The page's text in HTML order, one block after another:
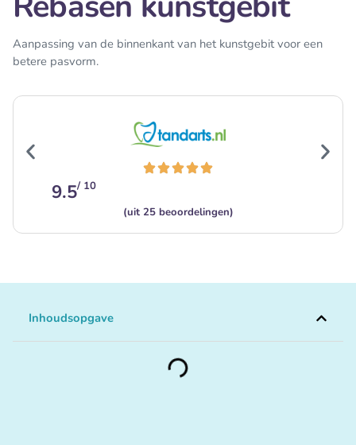
Aanpassing van de binnenkant van het kunstgebit voor een
betere pasvorm.
9.5/ 10
(uit 25 beoordelingen)
Inhoudsopgave